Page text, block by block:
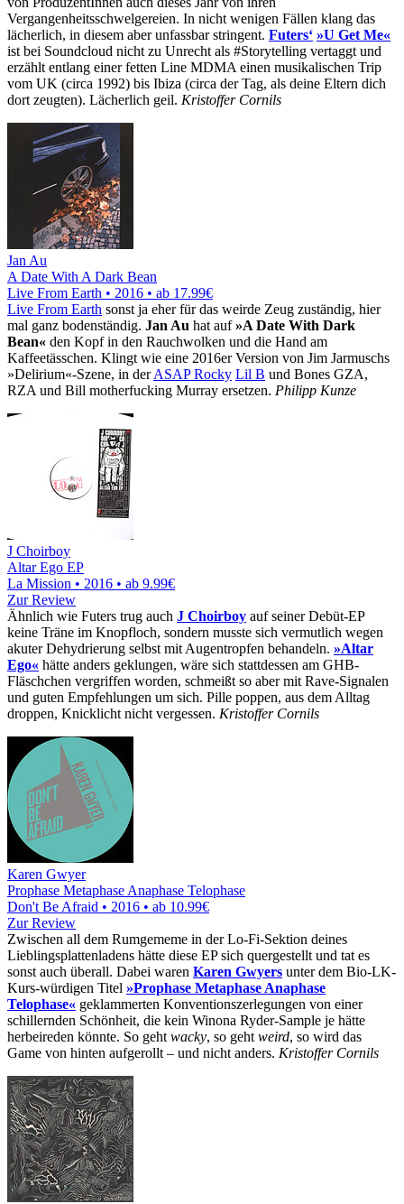
Vergangenheitsschwelgereien. In nicht wenigen Fällen klang das
lächerlich, in diesem aber unfassbar stringent. Futers‘ »U Get Me«
ist bei Soundcloud nicht zu Unrecht als #Storytelling vertaggt und
erzählt entlang einer fetten Line MDMA einen musikalischen Trip
vom UK (circa 1992) bis Ibiza (circa der Tag, als deine Eltern dich
dort zeugten). Lächerlich geil. Kristoffer Cornils
Jan Au
A Date With A Dark Bean
Live From Earth • 2016 • ab 17.99€
Live From Earth sonst ja eher für das weirde Zeug zuständig, hier
mal ganz bodenständig. Jan Au hat auf»A Date With Dark
Bean« den Kopf in den Rauchwolken und die Hand am
Kaffeetässchen. Klingt wie eine 2016er Version von Jim Jarmuschs
»Delirium«-Szene, in derASAP Rocky Lil B und Bones GZA,
RZA und Bill motherfucking Murray ersetzen. Philipp Kunze
J Choirboy
Altar Ego EP
La Mission • 2016 • ab 9.99€
Zur Review
Ähnlich wie Futers trug auch J Choirboy auf seiner Debüt-EP
keine Träne im Knopfloch, sondern musste sich vermutlich wegen
akuter Dehydrierung selbst mit Augentropfen behandeln. »Altar
Ego« hätte anders geklungen, wäre sich stattdessen am GHB-
Fläschchen vergriffen worden, schmeißt so aber mit Rave-Signalen
und guten Empfehlungen um sich. Pille poppen, aus dem Alltag
droppen, Knicklicht nicht vergessen. Kristoffer Cornils
Karen Gwyer
Prophase Metaphase Anaphase Telophase
Don't Be Afraid • 2016 • ab 10.99€
Zur Review
Zwischen all dem Rumgememe in der Lo-Fi-Sektion deines
Lieblingsplattenladens hätte diese EP sich quergestellt und tat es
sonst auch überall. Dabei waren Karen Gwyers unter dem Bio-LK-
Kurs-würdigen Titel »Prophase Metaphase Anaphase
Telophase« geklammerten Konventionszerlegungen von einer
schillernden Schönheit, die kein Winona Ryder-Sample je hätte
herbeireden könnte. So geht wacky, so geht weird, so wird das
Game von hinten aufgerollt – und nicht anders. Kristoffer Cornils